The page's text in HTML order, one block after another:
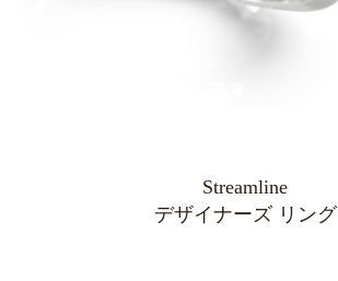
Streamline
デザイナーズ リング